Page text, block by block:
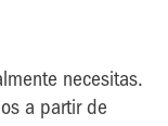
necesitas.
a partir de